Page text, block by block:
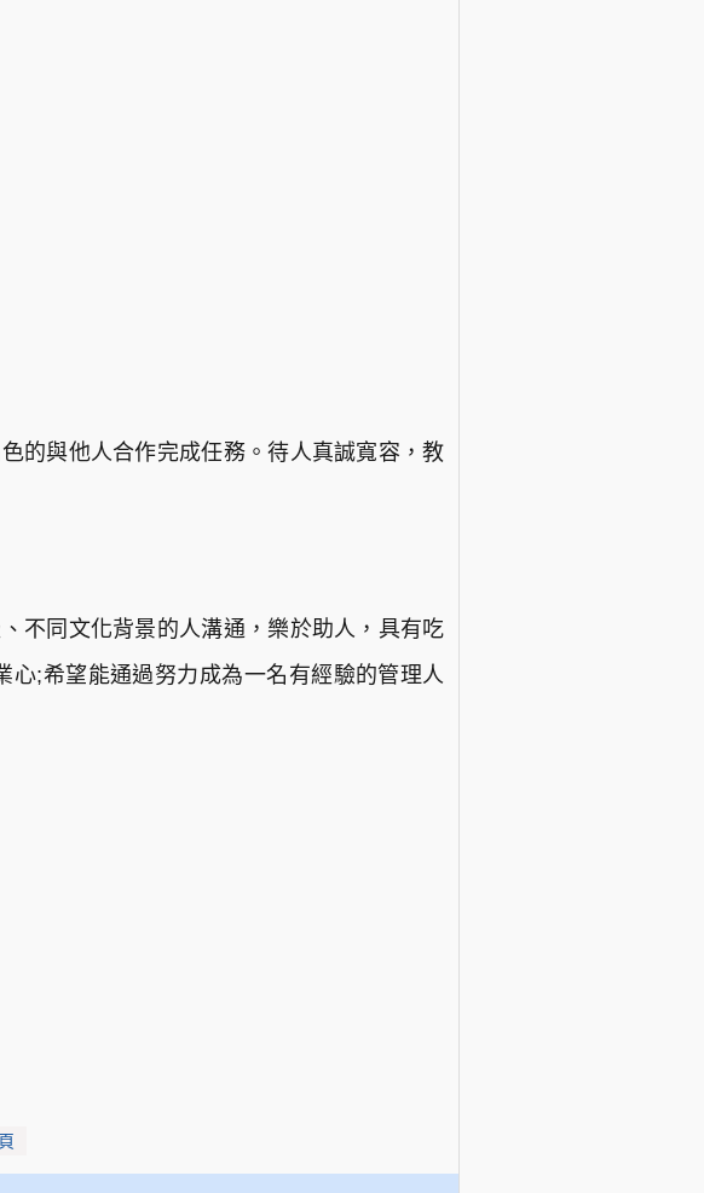
的與他人合作完成任務。待人真誠寬容，教
不同文化背景的人溝通，樂於助人，具有吃
;希望能通過努力成為一名有經驗的管理人